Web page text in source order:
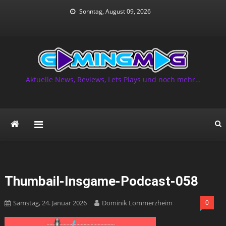
Sonntag, August 09, 2026
Aktuelle News, Reviews, Lets Plays und noch mehr…
Thumbail-Insgame-Podcast-058
Samstag, 24. Januar 2026 Dominik Lommerzheim 0